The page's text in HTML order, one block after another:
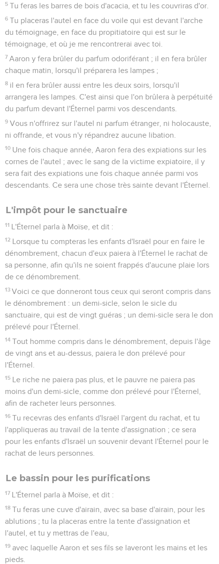
5 Tu feras les barres de bois d'acacia, et tu les couvriras d'or.
6 Tu placeras l'autel en face du voile qui est devant l'arche
du témoignage, en face du propitiatoire qui est sur le
témoignage, et où je me rencontrerai avec toi.
7 Aaron y fera brûler du parfum odoriférant ; il en fera brûler
chaque matin, lorsqu'il préparera les lampes ;
8 il en fera brûler aussi entre les deux soirs, lorsqu'il
arrangera les lampes. C'est ainsi que l'on brûlera à perpétuité
du parfum devant l'Éternel parmi vos descendants.
9 Vous n'offrirez sur l'autel ni parfum étranger, ni holocauste,
ni offrande, et vous n'y répandrez aucune libation.
10 Une fois chaque année, Aaron fera des expiations sur les
cornes de l'autel ; avec le sang de la victime expiatoire, il y
sera fait des expiations une fois chaque année parmi vos
descendants. Ce sera une chose très sainte devant l'Éternel.
L'impôt pour le sanctuaire
11 L'Éternel parla à Moïse, et dit :
12 Lorsque tu compteras les enfants d'Israël pour en faire le
dénombrement, chacun d'eux paiera à l'Éternel le rachat de
sa personne, afin qu'ils ne soient frappés d'aucune plaie lors
de ce dénombrement.
13 Voici ce que donneront tous ceux qui seront compris dans
le dénombrement : un demi-sicle, selon le sicle du
sanctuaire, qui est de vingt guéras ; un demi-sicle sera le don
prélevé pour l'Éternel.
14 Tout homme compris dans le dénombrement, depuis l'âge
de vingt ans et au-dessus, paiera le don prélevé pour
l'Éternel.
15 Le riche ne paiera pas plus, et le pauvre ne paiera pas
moins d'un demi-sicle, comme don prélevé pour l'Éternel,
afin de racheter leurs personnes.
16 Tu recevras des enfants d'Israël l'argent du rachat, et tu
l'appliqueras au travail de la tente d'assignation ; ce sera
pour les enfants d'Israël un souvenir devant l'Éternel pour le
rachat de leurs personnes.
Le bassin pour les purifications
17 L'Éternel parla à Moïse, et dit :
18 Tu feras une cuve d'airain, avec sa base d'airain, pour les
ablutions ; tu la placeras entre la tente d'assignation et
l'autel, et tu y mettras de l'eau,
19 avec laquelle Aaron et ses fils se laveront les mains et les
pieds.